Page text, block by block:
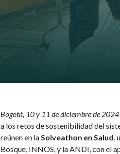
Bogotá, 10 y 11 de diciembre de 2024
a los retos de sostenibilidad del
reúnen en la Solveathon en Salud
Bosque, INNOS, y la ANDI, con el